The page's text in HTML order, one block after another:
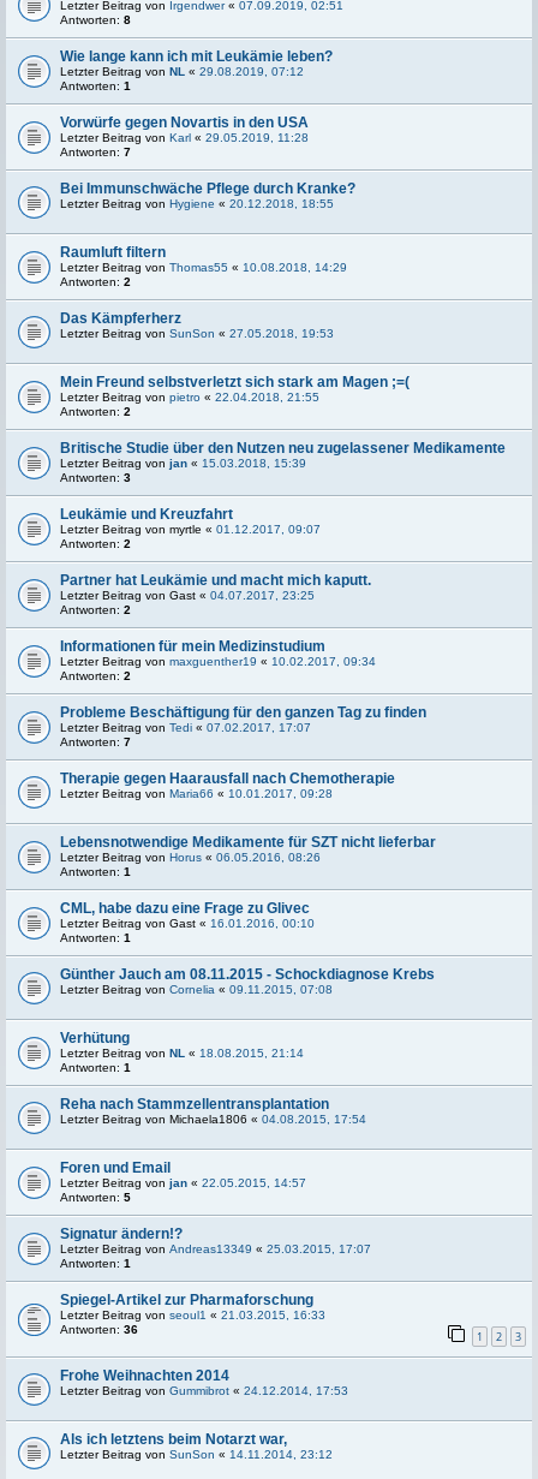
Letzter Beitrag von Irgendwer« 07.09.2019, 02:51
Antworten: 8
Wie lange kann ich mit Leukämie leben?
Letzter Beitrag von NL « 29.08.2019, 07:12
Antworten: 1
Vorwürfe gegen Novartis in den USA
Letzter Beitrag von Karl « 29.05.2019, 11:28
Antworten: 7
Bei Immunschwäche Pflege durch Kranke?
Letzter Beitrag von Hygiene « 20.12.2018, 18:55
Raumluft filtern
Letzter Beitrag von Thomas55 « 10.08.2018, 14:29
Antworten: 2
Das Kämpferherz
Letzter Beitrag von SunSon « 27.05.2018, 19:53
Mein Freund selbstverletzt sich stark am Magen ;=(
Letzter Beitrag von pietro « 22.04.2018, 21:55
Antworten: 2
Britische Studie über den Nutzen neu zugelassener Medikamente
Letzter Beitrag von jan « 15.03.2018, 15:39
Antworten: 3
Leukämie und Kreuzfahrt
Letzter Beitrag von myrtle « 01.12.2017, 09:07
Antworten: 2
Partner hat Leukämie und macht mich kaputt.
Letzter Beitrag von Gast « 04.07.2017, 23:25
Antworten: 2
Informationen für mein Medizinstudium
Letzter Beitrag von maxguenther19 « 10.02.2017, 09:34
Antworten: 2
Probleme Beschäftigung für den ganzen Tag zu finden
Letzter Beitrag von Tedi « 07.02.2017, 17:07
Antworten: 7
Therapie gegen Haarausfall nach Chemotherapie
Letzter Beitrag von Maria66 « 10.01.2017, 09:28
Lebensnotwendige Medikamente für SZT nicht lieferbar
Letzter Beitrag von Horus « 06.05.2016, 08:26
Antworten: 1
CML, habe dazu eine Frage zu Glivec
Letzter Beitrag von Gast « 16.01.2016, 00:10
Antworten: 1
Günther Jauch am 08.11.2015 - Schockdiagnose Krebs
Letzter Beitrag von Cornelia « 09.11.2015, 07:08
Verhütung
Letzter Beitrag von NL « 18.08.2015, 21:14
Antworten: 1
Reha nach Stammzellentransplantation
Letzter Beitrag von Michaela1806 « 04.08.2015, 17:54
Foren und Email
Letzter Beitrag von jan « 22.05.2015, 14:57
Antworten: 5
Signatur ändern!?
Letzter Beitrag von Andreas13349 « 25.03.2015, 17:07
Antworten: 1
Spiegel-Artikel zur Pharmaforschung
Letzter Beitrag von seoul1 « 21.03.2015, 16:33
Antworten: 36 1 2 3
Frohe Weihnachten 2014
Letzter Beitrag von Gummibrot « 24.12.2014, 17:53
Als ich letztens beim Notarzt war,
Letzter Beitrag von SunSon « 14.11.2014, 23:12